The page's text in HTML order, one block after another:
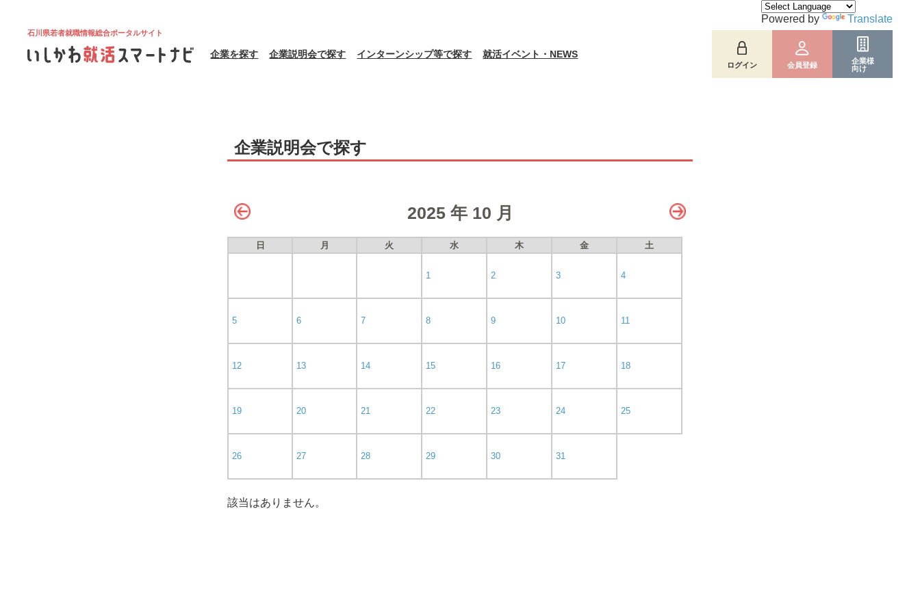
石川県若者就職情報総合ポータルサイト
企業を探す 企業説明会で探す インターンシップ等で探す 就活イベント・NEWS
ログイン 会員登録
企業様
向け
Powered by Translate
企業説明会で探す
2025 年 10 月
日 月 火 水 木 金 土
1 2 3 4
5 6 7 8 9 10 11
12 13 14 15 16 17 18
19 20 21 22 23 24 25
26 27 28 29 30 31
該当はありません。